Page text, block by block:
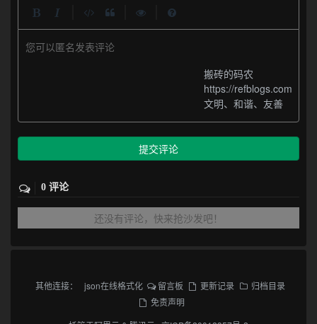
您可以匿名发表评论
搬砖的码农
https://refblogs.com
文明、和谐、友善
提交评论
0 评论
还没有评论，快来抢沙发吧！
其他连接： json在线格式化 留言板 更新记录
归档目录
免责声明